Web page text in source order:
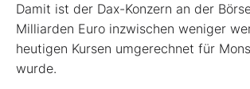
Damit ist der Dax-Konzern an der
Milliarden Euro inzwischen weniger
heutigen Kursen umgerechnet für
wurde.